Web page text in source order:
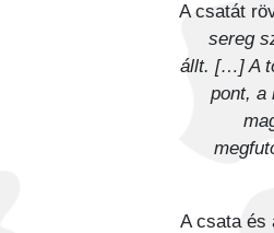
A csatát
sereg
állt. […] A
pont, a
A csata és